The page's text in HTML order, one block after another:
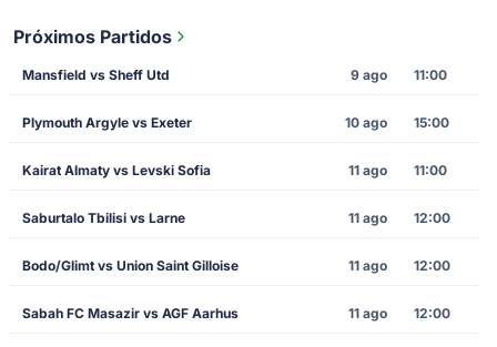
Próximos Partidos
Mansfield vs Sheff Utd 9 ago 11:00
Plymouth Argyle vs Exeter 10 ago 15:00
Kairat Almaty vs Levski Sofia 11 ago 11:00
Saburtalo Tbilisi vs Larne 11 ago 12:00
Bodo/Glimt vs Union Saint Gilloise 11 ago 12:00
Sabah FC Masazir vs AGF Aarhus 11 ago 12:00